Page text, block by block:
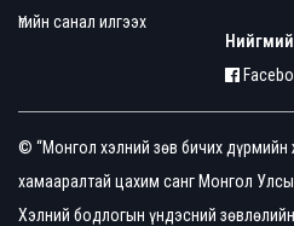
Үгийн санал илгээх
© “Монгол хэлний зөв бичих дүрмийн
хамааралтай цахим санг Монгол
Хэлний бодлогын үндэсний